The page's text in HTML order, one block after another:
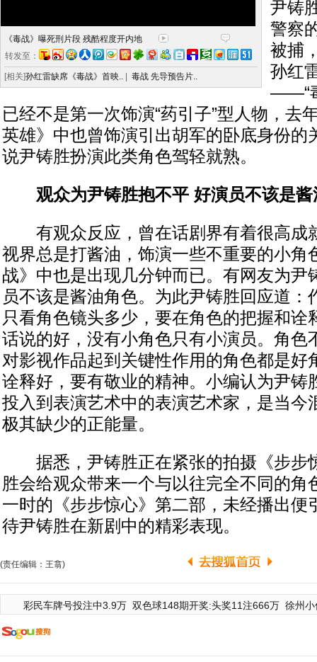
《毒战》曝死刑片段 残酷程度开内地
转发至：
[相关]孙红雷缺席《毒战》首映.. 毒战 先导预告片..
尹铸
警察
被捕
孙红
——“
已经不是第一次饰演“药引子”型人物，去
英雄》中也曾饰演引出胡军的卧底身份的
说尹铸胜扮演此类角色驾轻就熟。
观众为尹铸胜抱不平 好演员不该是酱
有观众反应，曾在话剧界有着很高成
视界总是打酱油，饰演一些不重要的小角
战》中也是出现几分钟而已。有网友为尹
员不该是酱油角色。为此尹铸胜回应道：
只看角色镜头多少，要在角色的把握和诠
话说的好，没有小角色只有小演员。角色
对影视作品起到关键性作用的角色都是好
诠释好，要有敬业的精神。小编认为尹铸
投入到表演艺术中的表演艺术家，是当今
极其缺少的正能量。
据悉，尹铸胜正在紧张的拍摄《步步
胜会给观众带来一个与以往完全不同的角
一时的《步步惊心》第二部，未经播出便
待尹铸胜在新剧中的精彩表现。
(责任编辑：王翕)
彩民车牌号投注中3.9万 双色球148期开奖:头奖11注666万 徐州